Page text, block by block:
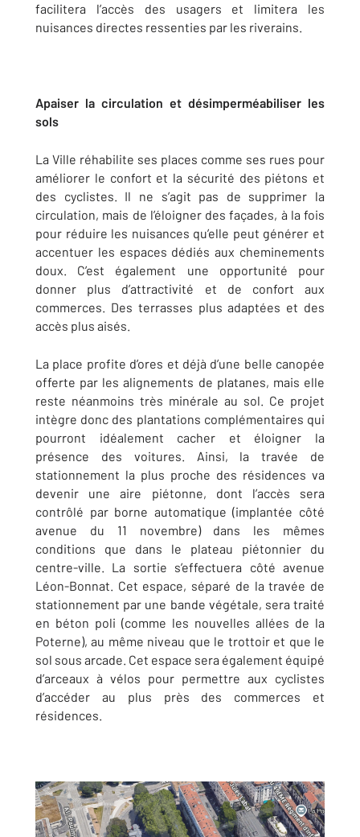
facilitera l’accès des usagers et limitera les
nuisances directes ressenties par les riverains.
Apaiser la circulation et désimperméabiliser les
sols
La Ville réhabilite ses places comme ses rues pour
améliorer le confort et la sécurité des piétons et
des cyclistes. Il ne s’agit pas de supprimer la
circulation, mais de l’éloigner des façades, à la fois
pour réduire les nuisances qu’elle peut générer et
accentuer les espaces dédiés aux cheminements
doux. C’est également une opportunité pour
donner plus d’attractivité et de confort aux
commerces. Des terrasses plus adaptées et des
accès plus aisés.
La place profite d’ores et déjà d’une belle canopée
offerte par les alignements de platanes, mais elle
reste néanmoins très minérale au sol. Ce projet
intègre donc des plantations complémentaires qui
pourront idéalement cacher et éloigner la
présence des voitures. Ainsi, la travée de
stationnement la plus proche des résidences va
devenir une aire piétonne, dont l’accès sera
contrôlé par borne automatique (implantée côté
avenue du 11 novembre) dans les mêmes
conditions que dans le plateau piétonnier du
centre-ville. La sortie s’effectuera côté avenue
Léon-Bonnat. Cet espace, séparé de la travée de
stationnement par une bande végétale, sera traité
en béton poli (comme les nouvelles allées de la
Poterne), au même niveau que le trottoir et que le
sol sous arcade. Cet espace sera également équipé
d’arceaux à vélos pour permettre aux cyclistes
d’accéder au plus près des commerces et
résidences.